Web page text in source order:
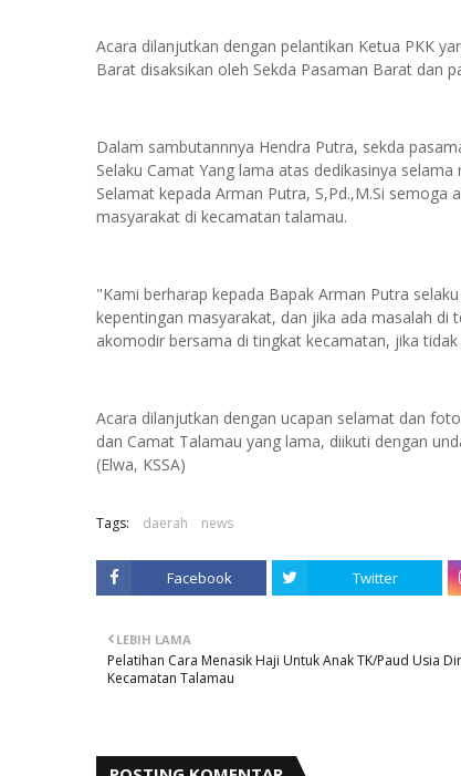
Acara dilanjutkan dengan pelantikan Ketua PKK
Barat disaksikan oleh Sekda Pasaman Barat dan
Dalam sambutannnya Hendra Putra, sekda
Selaku Camat Yang lama atas dedikasinya
Selamat kepada Arman Putra, S,Pd.,M.Si
masyarakat di kecamatan talamau.
"Kami berharap kepada Bapak Arman Putra
kepentingan masyarakat, dan jika ada masalah
akomodir bersama di tingkat kecamatan, jika
Acara dilanjutkan dengan ucapan selamat dan
dan Camat Talamau yang lama, diikuti dengan
(Elwa, KSSA)
Tags: daerah news
Facebook Twitter
LEBIH LAMA
Pelatihan Cara Menasik Haji Untuk Anak TK/Paud Usia
Kecamatan Talamau